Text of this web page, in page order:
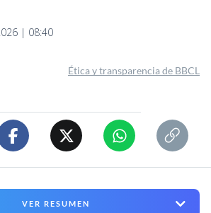
| 08:40
Ética y transparencia de BBCL
VER RESUMEN